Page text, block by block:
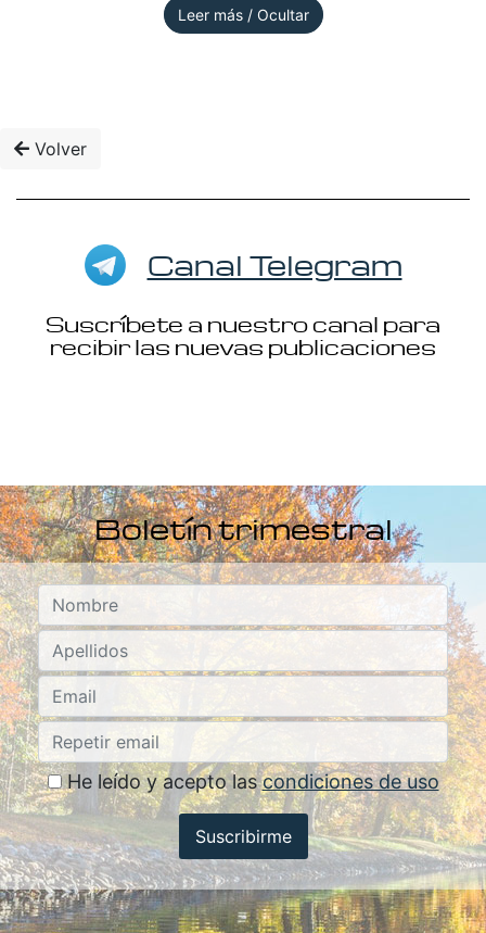
Leer más / Ocultar
Volver
Canal Telegram
Suscríbete a nuestro canal para
recibir las nuevas publicaciones
Boletín trimestral
He leído y acepto lascondiciones de uso
Suscribirme